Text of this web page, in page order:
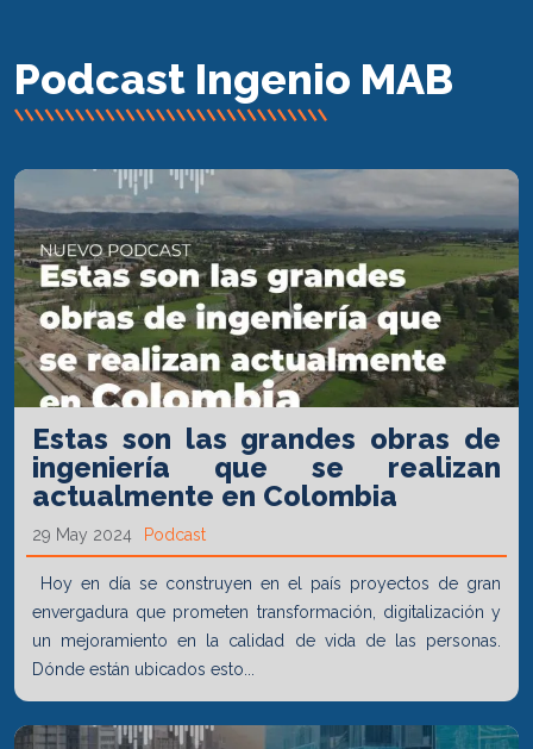
Podcast Ingenio MAB
Estas son las grandes obras de
ingeniería que se realizan
actualmente en Colombia
29 May 2024 Podcast
Hoy en día se construyen en el país proyectos de gran
envergadura que prometen transformación, digitalización y
un mejoramiento en la calidad de vida de las personas.
Dónde están ubicados esto...